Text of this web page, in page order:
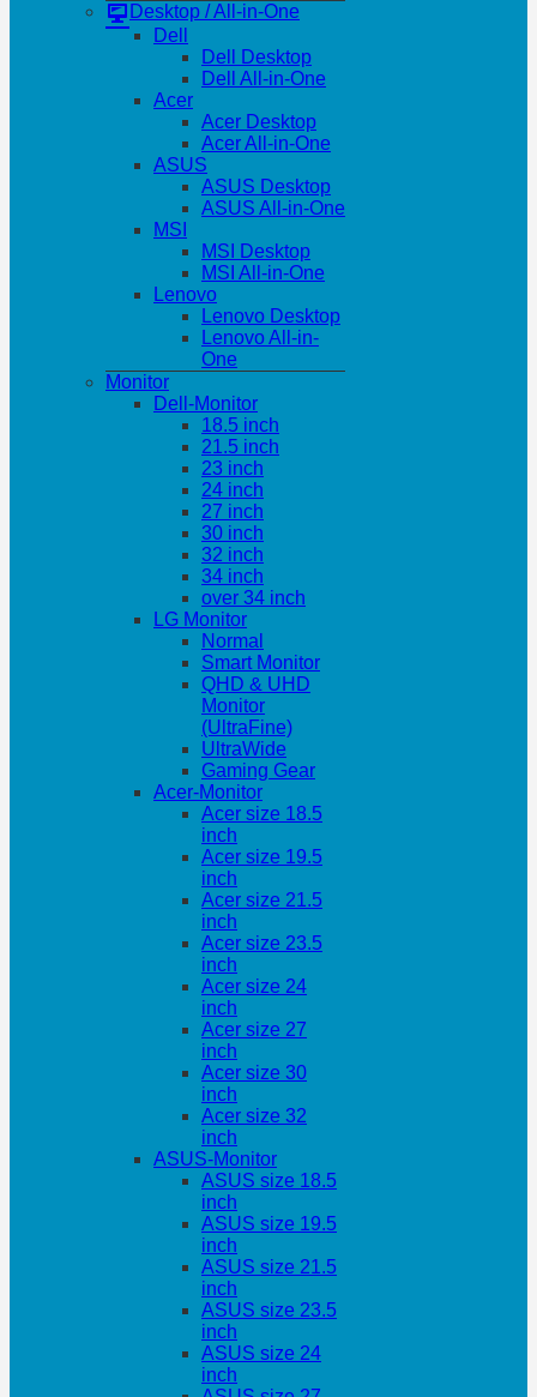
Desktop / All-in-One
Dell
Dell Desktop
Dell All-in-One
Acer
Acer Desktop
Acer All-in-One
ASUS
ASUS Desktop
ASUS All-in-One
MSI
MSI Desktop
MSI All-in-One
Lenovo
Lenovo Desktop
Lenovo All-in-
One
Monitor
Dell-Monitor
18.5 inch
21.5 inch
23 inch
24 inch
27 inch
30 inch
32 inch
34 inch
over 34 inch
LG Monitor
Normal
Smart Monitor
QHD & UHD
Monitor
(UltraFine)
UltraWide
Gaming Gear
Acer-Monitor
Acer size 18.5
inch
Acer size 19.5
inch
Acer size 21.5
inch
Acer size 23.5
inch
Acer size 24
inch
Acer size 27
inch
Acer size 30
inch
Acer size 32
inch
ASUS-Monitor
ASUS size 18.5
inch
ASUS size 19.5
inch
ASUS size 21.5
inch
ASUS size 23.5
inch
ASUS size 24
inch